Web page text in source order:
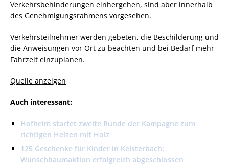
Verkehrsbehinderungen einhergehen, sind aber innerhalb
des Genehmigungsrahmens vorgesehen.
Verkehrsteilnehmer werden gebeten, die Beschilderung und
die Anweisungen vor Ort zu beachten und bei Bedarf mehr
Fahrzeit einzuplanen.
Quelle anzeigen
Auch interessant:
Hofheim startet zweite Runde der Kampagne zum
richtigen Heizen mit Holz
125 Geschenke für Kinder in Kelsterbach:
Wunschbaumaktion erfolgreich abgeschlossen